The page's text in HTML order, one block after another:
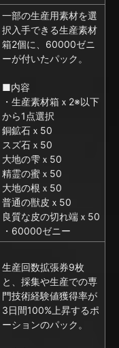
一部の生産用素材を選
択入手できる生産素材
箱2個に、60000ゼニ
ーが付いたパック。
■内容
・生産素材箱ｘ2※以下
から1点選択
銅鉱石ｘ50
スズ石ｘ50
大地の雫ｘ50
精霊の蜜ｘ50
大地の根ｘ50
普通の獣皮ｘ50
良質な皮の切れ端ｘ50
・60000ゼニー
生産回数拡張券9枚
と、採集や生産での専
門技術経験値獲得率が
3日間100%上昇するポ
ーションのパック。